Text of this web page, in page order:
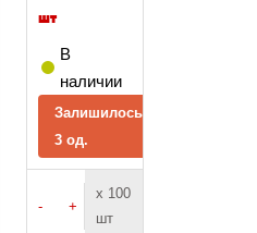
шт
В
наличии
Залишилось
3 од.
- +
х 100
шт